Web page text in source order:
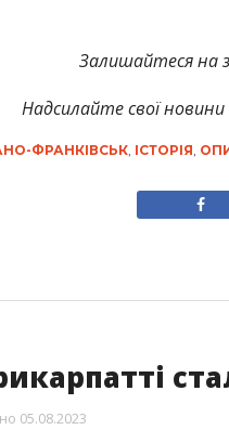
Залишайтеся на
Надсилайте свої
ФРАНКІВСЬК, ІСТОРІЯ
05.08.2023